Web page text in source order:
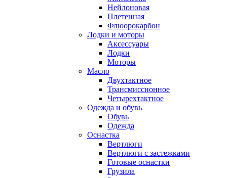
Нейлоновая
Плетенная
Флюорокарбон
Лодки и моторы
Аксессуары
Лодки
Моторы
Масло
Двухтактное
Трансмиссионное
Четырехтактное
Одежда и обувь
Обувь
Одежда
Оснастка
Вертлюги
Вертлюги с застежками
Готовые оснастки
Грузила